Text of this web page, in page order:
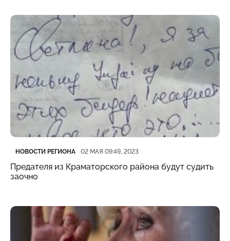
Категория
НОВОСТИ РЕГИОНА
Дата публикации 02 МАЯ 09:49, 2023
Предателя из Краматорского района будут судить
заочно